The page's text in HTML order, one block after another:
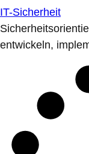
IT-Sicherheit
entwickeln,